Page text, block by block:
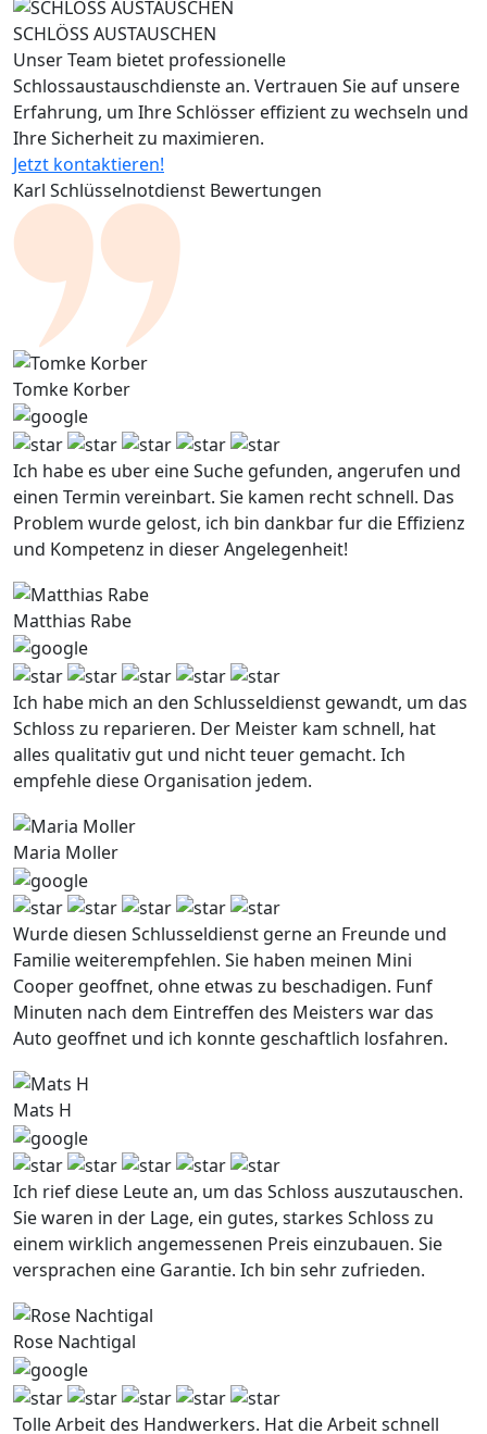
SCHLÖSS AUSTAUSCHEN
Unser Team bietet professionelle
Schlossaustauschdienste an. Vertrauen Sie auf unsere
Erfahrung, um Ihre Schlösser effizient zu wechseln und
Ihre Sicherheit zu maximieren.
Jetzt kontaktieren!
Karl Schlüsselnotdienst Bewertungen
Tomke Korber
Ich habe es uber eine Suche gefunden, angerufen und
einen Termin vereinbart. Sie kamen recht schnell. Das
Problem wurde gelost, ich bin dankbar fur die Effizienz
und Kompetenz in dieser Angelegenheit!
Matthias Rabe
Ich habe mich an den Schlusseldienst gewandt, um das
Schloss zu reparieren. Der Meister kam schnell, hat
alles qualitativ gut und nicht teuer gemacht. Ich
empfehle diese Organisation jedem.
Maria Moller
Wurde diesen Schlusseldienst gerne an Freunde und
Familie weiterempfehlen. Sie haben meinen Mini
Cooper geoffnet, ohne etwas zu beschadigen. Funf
Minuten nach dem Eintreffen des Meisters war das
Auto geoffnet und ich konnte geschaftlich losfahren.
Mats H
Ich rief diese Leute an, um das Schloss auszutauschen.
Sie waren in der Lage, ein gutes, starkes Schloss zu
einem wirklich angemessenen Preis einzubauen. Sie
versprachen eine Garantie. Ich bin sehr zufrieden.
Rose Nachtigal
Tolle Arbeit des Handwerkers. Hat die Arbeit schnell